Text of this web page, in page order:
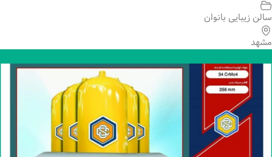
سالن زیبایی بانوان
مشهد